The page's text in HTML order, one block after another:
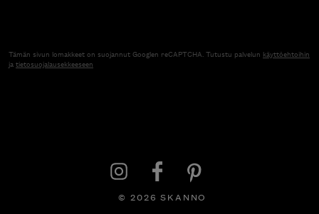
Tämän sivun lomakkeet on suojannut Googlen reCAPTCHA. Tutustu palvelun käyttöehtoihin
jatietosuojalausekkeeseen
© 2026 SKANNO